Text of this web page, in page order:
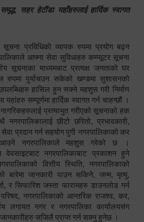
सहर हेटौंडा यहाँहरुलाई हार्दिक स्वागत
प्रविधिको व्यापक रुपमा प्रयोग बढ्न
आफ्ना सेवा सुविधाहरु कम्प्यूटर सूचना
सूचनाका माध्यमबाट प्रत्यक्ष जनताको घर
पुर्याचउन सकेको खण्डमा सुशासनको
उपलब्धिहरु हासिल हुन सक्ने महशुस गरी निर्माण
सम्पूर्णमा हार्दिक स्वागत गर्न चाहन्छौं ।
प्रत्याभुत गरीएको सूचनाको हक
नगरपालिकालाई छीटो छरितो, प्रभावकारी,
प्रदान गर्न सहयोग पुगी नगरपालिकाको कर
आउने नगरपालिकाले महशुस गरेको छ ।
वेवसाइटबाट नगरपालिकाबाट प्रकाशन हुने
वित्तीय स्थिति, नगरपालिकाको
बारेमा जानकारी पाउन सकिने, जन्म, मृत्यु,
र सिफारिश जस्ता फारामहरु डाउनलोड गर्न
नगरपालिकाको आन्तरिक राजश्व, कर,
लगायत नगर र नगरपालिका कार्यालयसंग
सजिलै प्राप्त गर्न सक्नु हुनेछ ।